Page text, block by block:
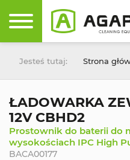
Jesteś tutaj: Strona
ŁADOWARKA
12V CBHD2
Prostownik do baterii do
wysokościach IPC High
BACA00177